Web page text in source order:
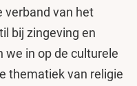
verband van het
bij zingeving en
we in op de culturele
thematiek van religie